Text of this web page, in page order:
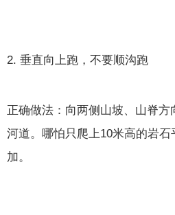
2. 垂直向上跑，不要顺沟跑
正确做法：向两侧山坡、山脊
河道。哪怕只爬上10米高的岩
加。